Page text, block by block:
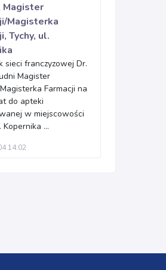
Magister
Magisterka
Tychy, ul.
sieci franczyzowej Dr.
Magister
Farmacji na
do apteki
w miejscowości
Kopernika ...
14:02